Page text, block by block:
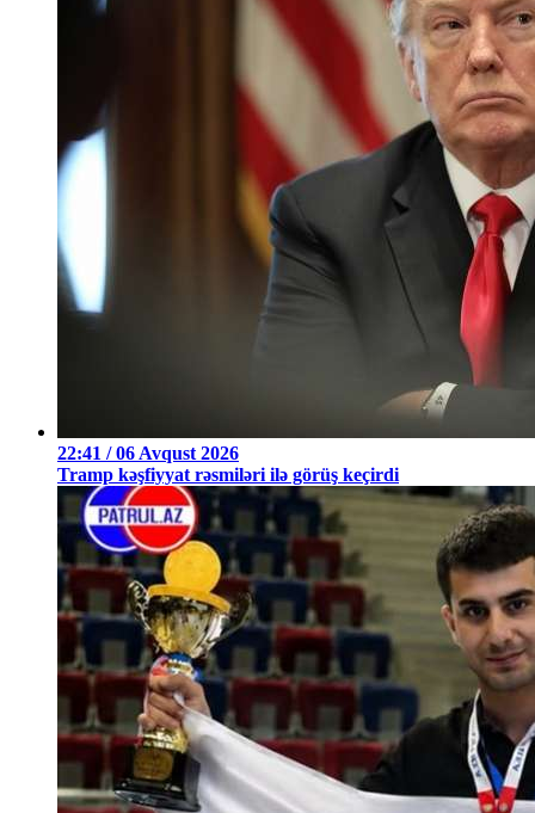
22:41 / 06 Avqust 2026
Tramp kəşfiyyat rəsmiləri ilə görüş keçirdi